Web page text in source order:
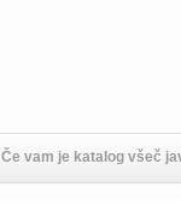
Če vam je katalog všeč